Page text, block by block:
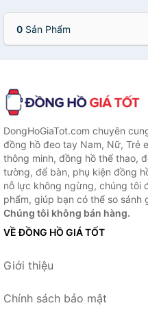
0 Sản Phẩm
DongHoGiaTot.com chuyên
đồng hồ đeo tay Nam, Nữ, Trẻ
thông minh, đồng hồ thể thao,
tường, để bàn, phụ kiện đồng
nỗ lực không ngừng, chúng tôi
phẩm, giúp bạn có thể so sánh
Chúng tôi không bán hàng.
VỀ ĐỒNG HỒ GIÁ TỐT
Giới thiệu
Chính sách bảo mật